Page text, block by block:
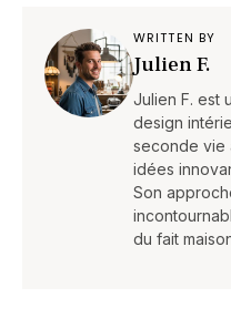
WRITTEN BY
Julien F.
Julien F. est
design
seconde vie
idées
Son
du fait